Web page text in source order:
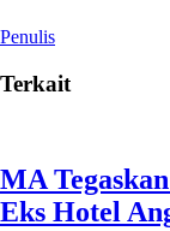
Penulis
Terkait
MA
Eks Hotel